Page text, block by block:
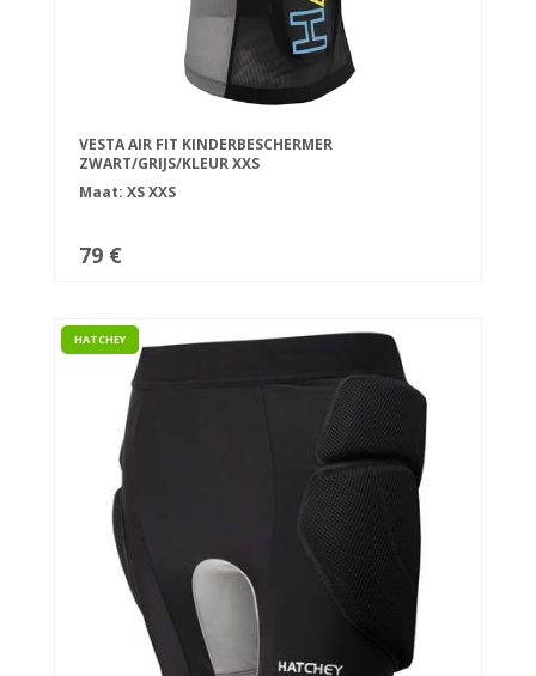
VESTA AIR FIT KINDERBESCHERMER
ZWART/GRIJS/KLEUR XXS
Maat: XSXXS
79 €
HATCHEY